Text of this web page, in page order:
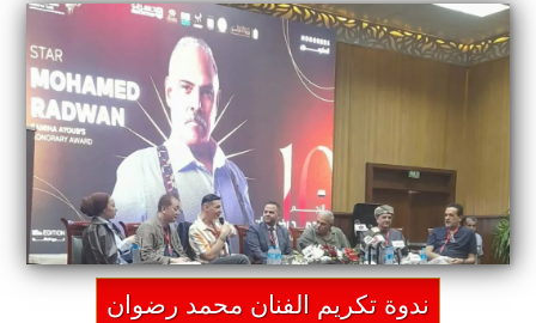
ندوة تكريم الفنان محمد رضوان